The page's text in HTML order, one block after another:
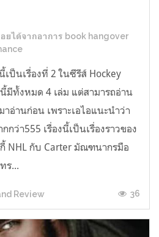
ยได้จากอาการ book hangover
เป็นเรื่องที่ 2 ในซีรีส์ Hockey
มีทั้งหมด 4 เล่ม แต่สามารถอ่าน
อ่านก่อน เพราะเอไอแนะนำว่า
กว่า555 เรื่องนี้เป็นเรื่องราวของ
NHL กับ Carter มัณฑนากรมือ
ร...
Review 36